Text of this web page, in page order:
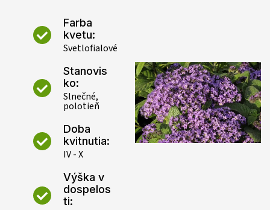
Farba
kvetu:
Svetlofialové
Stanovis
ko:
Slnečné,
polotieň
Doba
kvitnutia:
IV - X
Výška v
dospelos
ti: